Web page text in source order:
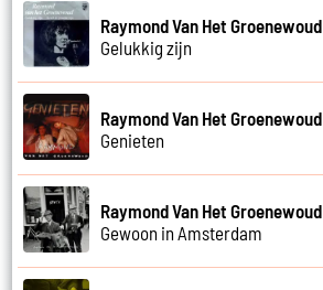
Raymond Van Het Groenewoud
Gelukkig zijn
Raymond Van Het Groenewoud
Genieten
Raymond Van Het Groenewoud
Gewoon in Amsterdam